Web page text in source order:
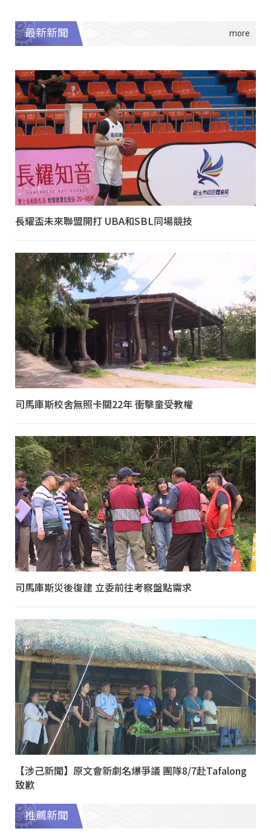
最新新聞
長耀盃未來聯盟開打 UBA和SBL同場競技
司馬庫斯校舍無照卡關22年 衝擊童受教權
司馬庫斯災後復建 立委前往考察盤點需求
【涉己新聞】原文會新劇名爆爭議 團隊8/7赴Tafalong
致歉
推薦新聞